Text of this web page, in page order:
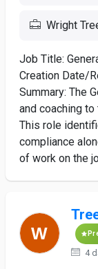
Wright
Job Title:
Creation Date/
Summary: The
and coaching
This role
compliance
of work on the
4